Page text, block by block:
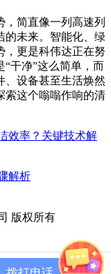
简直像一列高速列
的未来。智能化、绿
，更是科伟达正在努
干净”这么简单，而
、设备甚至生活焕然
索这个嗡嗡作响的清
效率？关键技术解
解析
版权所有